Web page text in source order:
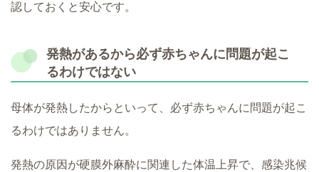
認しておくと安心です。
発熱があるから必ず赤ちゃんに問題が起こ
るわけではない
母体が発熱したからといって、必ず赤ちゃんに問題が起こ
るわけではありません。
発熱の原因が硬膜外麻酔に関連した体温上昇で、感染兆候